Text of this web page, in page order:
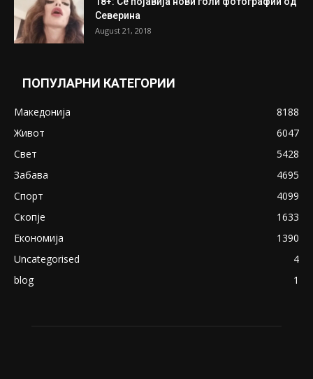
Северина
August 21, 2018
ПОПУЛАРНИ КАТЕГОРИИ
Македонија
8188
Живот
6047
Свет
5428
Забава
4695
Спорт
4099
Скопје
1633
Економија
1390
Uncategorised
4
blog
1